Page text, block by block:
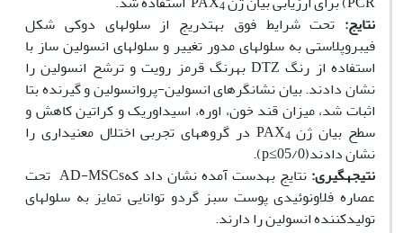
4
نتایج: تحت شرایط فوق به‏تدریج از سلول‏های دوکی شکل
فیبروپلاستی به سلول‏های مدور تغییر و سلول‏های انسولین ساز با
استفاده از رنگ ­DTZ به‏رنگ قرمز رویت و ترشح انسولین را
نشان دادند. بیان نشان‏گرهای انسولین-پروانسولین و گیرنده بتا
اثبات شد، میزان قند خون، اوره، اسیداوریک و کراتین کاهش و
سطح بیان ژن PAX4
در گروه‏های تجربی اختلال معنی‏داری را
نشان دادند(05/0≥p).
نتیجه‏گیری:
نتایج به‏دست آمده نشان داد کهAD-MSCs تحت
عصاره فلاونوئیدی پوست سبز گردو توانایی تمایز به سلول‏های
تولیدکننده انسولین را دارند.